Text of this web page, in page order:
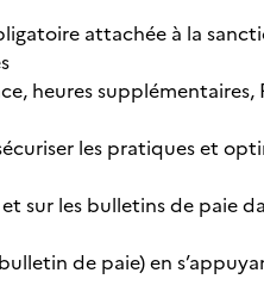
attachée à la
heures supplémentaires,
les pratiques et
sur les bulletins de paie
de paie) en